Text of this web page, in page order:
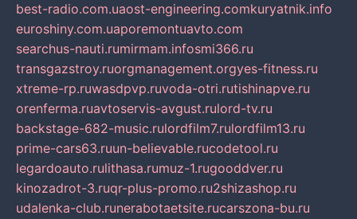
best-radio.com.uaost-engineering.comkuryatnik.info
euroshiny.com.uaporemontuavto.com
searchus-nauti.rumirmam.infosmi366.ru
transgazstroy.ruorgmanagement.orgyes-fitness.ru
xtreme-rp.ruwasdpvp.ruvoda-otri.rutishinapve.ru
orenferma.ruavtoservis-avgust.rulord-tv.ru
backstage-682-music.rulordfilm7.rulordfilm13.ru
prime-cars63.ruun-believable.rucodetool.ru
legardoauto.rulithasa.rumuz-1.rugooddver.ru
kinozadrot-3.ruqr-plus-promo.ru2shizashop.ru
udalenka-club.runerabotaetsite.rucarszona-bu.ru